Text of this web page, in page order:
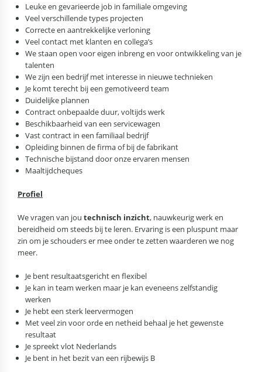
Leuke en gevarieerde job in familiale omgeving
Veel verschillende types projecten
Correcte en aantrekkelijke verloning
Veel contact met klanten en collega’s
We staan open voor eigen inbreng en voor ontwikkeling van je
talenten
We zijn een bedrijf met interesse in nieuwe technieken
Je komt terecht bij een gemotiveerd team
Duidelijke plannen
Contract onbepaalde duur, voltijds werk
Beschikbaarheid van een servicewagen
Vast contract in een familiaal bedrijf
Opleiding binnen de firma of bij de fabrikant
Technische bijstand door onze ervaren mensen
Maaltijdcheques
Profiel
We vragen van jou technisch inzicht, nauwkeurig werk en
bereidheid om steeds bij te leren. Ervaring is een pluspunt maar
zin om je schouders er mee onder te zetten waarderen we nog
meer.
Je bent resultaatsgericht en flexibel
Je kan in team werken maar je kan eveneens zelfstandig
werken
Je hebt een sterk leervermogen
Met veel zin voor orde en netheid behaal je het gewenste
resultaat
Je spreekt vlot Nederlands
Je bent in het bezit van een rijbewijs B